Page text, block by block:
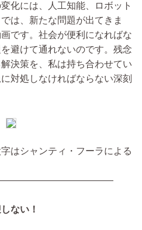
化には、人工知能、ロボット
は、新たな問題が出てきま
です。社会が便利になればな
避けて通れないのです。残念
決策を、私は持ち合わせてい
対処しなければならない深刻
はシャンティ・フーラによる
ない！